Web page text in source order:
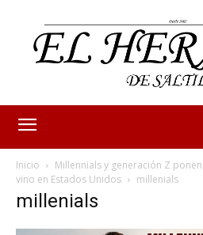
Inicio
Millennials y generación Z
vino en Estados Unidos
millenials
millenials